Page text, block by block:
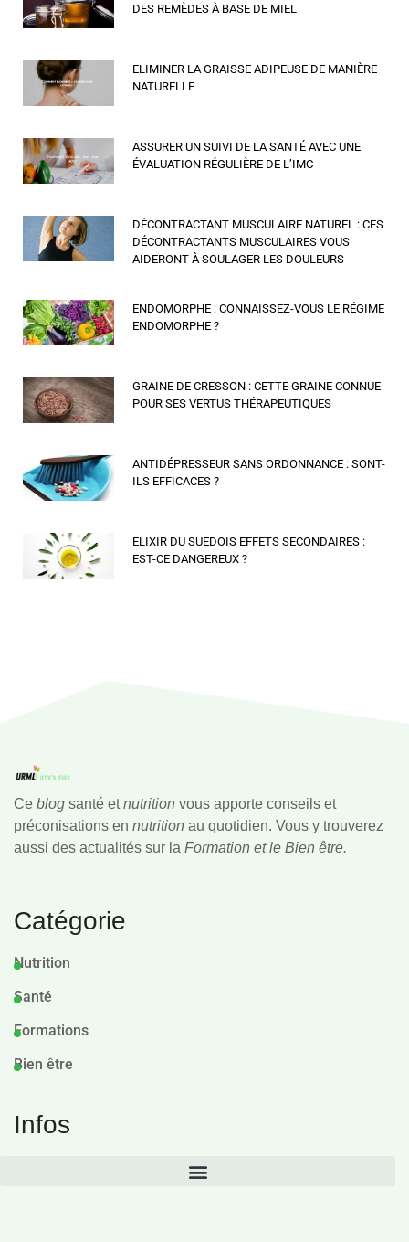
DES REMÈDES À BASE DE MIEL
ELIMINER LA GRAISSE ADIPEUSE DE MANIÈRE
NATURELLE
ASSURER UN SUIVI DE LA SANTÉ AVEC UNE
ÉVALUATION RÉGULIÈRE DE L’IMC
DÉCONTRACTANT MUSCULAIRE NATUREL : CES
DÉCONTRACTANTS MUSCULAIRES VOUS
AIDERONT À SOULAGER LES DOULEURS
ENDOMORPHE : CONNAISSEZ-VOUS LE RÉGIME
ENDOMORPHE ?
GRAINE DE CRESSON : CETTE GRAINE CONNUE
POUR SES VERTUS THÉRAPEUTIQUES
ANTIDÉPRESSEUR SANS ORDONNANCE : SONT-
ILS EFFICACES ?
ELIXIR DU SUEDOIS EFFETS SECONDAIRES :
EST-CE DANGEREUX ?
Ce blog santé etnutrition vous apporte conseils et
préconisations en nutrition au quotidien. Vous y trouverez
aussi des actualités sur la Formation et le Bien être.
Catégorie
Nutrition
Santé
Formations
Bien être
Infos